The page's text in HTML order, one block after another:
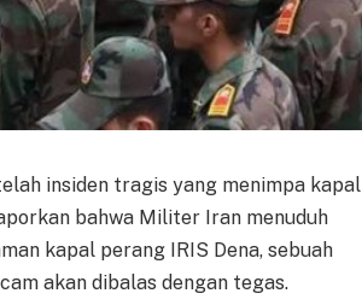
insiden tragis yang menimpa kapal
bahwa Militer Iran menuduh
kapal perang IRIS Dena, sebuah
akan dibalas dengan tegas.